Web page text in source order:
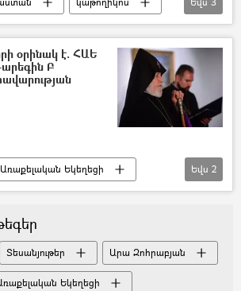
տեսանյութ
օրինակ է. ՀԱԵ
Բ
Եկեղեցի
Գարեգին Բ
Եվս 2
Տեսանյութեր Արա Զոհրաբյան
Եկեղեցի